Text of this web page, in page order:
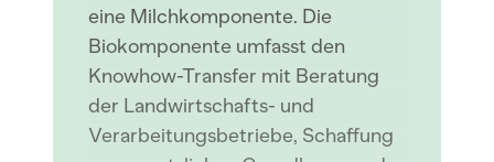
eine Milchkomponente. Die
Biokomponente umfasst den
Knowhow-Transfer mit Beratung
der Landwirtschafts- und
Verarbeitungsbetriebe, Schaffung